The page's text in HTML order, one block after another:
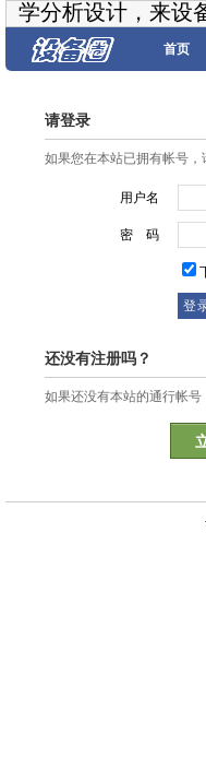
学分析设计，来设
首页
请登录
如果您在本站已拥有帐号
用户名
密 码
还没有注册吗？
如果还没有本站的通行帐号